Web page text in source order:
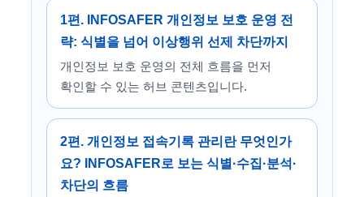
1편. INFOSAFER 개인정보 보호 운영 전
략: 식별을 넘어 이상행위 선제 차단까지
개인정보 보호 운영의 전체 흐름을 먼저
확인할 수 있는 허브 콘텐츠입니다.
2편. 개인정보 접속기록 관리란 무엇인가
요? INFOSAFER로 보는 식별·수집·분석·
차단의 흐름